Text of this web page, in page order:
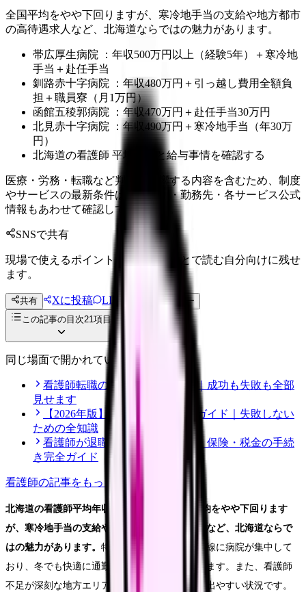
全国平均をやや下回りますが、寒冷地手当の支給や地方都市
の高待遇求人など、北海道ならではの魅力があります。
帯広厚生病院 ：年収500万円以上（経験5年）＋寒冷地
手当＋赴任手当
釧路赤十字病院 ：年収480万円＋引っ越し費用全額負
担＋職員寮（月1万円）
函館五稜郭病院 ：年収470万円＋赴任手当30万円
北見赤十字病院 ：年収490万円＋寒冷地手当（年30万
円）
北海道の看護師 平均年収と給与事情を確認する
医療・労務・転職など判断に影響する内容を含むため、制度
やサービスの最新条件は公的機関・勤務先・各サービス公式
情報もあわせて確認してください。
SNSで共有
現場で使えるポイントを、同僚やあとで読む自分向けに残せ
ます。
共有 Xに投稿 LINE
投稿文コピー
この記事の目次21項目
同じ場面で開かれている記事
看護師転職のリアル体験談12選｜成功も失敗も全部
見せます
【2026年版】看護師転職の完全ガイド｜失敗しない
ための全知識
看護師が退職後にやるべき年金・保険・税金の手続
き完全ガイド
看護師の記事をもっと見る
北海道の看護師平均年収は約450万円。全国平均をやや下回ります
が、寒冷地手当の支給や地方都市の高待遇求人など、北海道ならで
はの魅力があります。 特に札幌市では地下鉄沿線に病院が集中して
おり、冬でも快適に通勤できる環境が整っています。また、看護師
不足が深刻な地方エリアでは、好条件の求人が出やすい状況です。